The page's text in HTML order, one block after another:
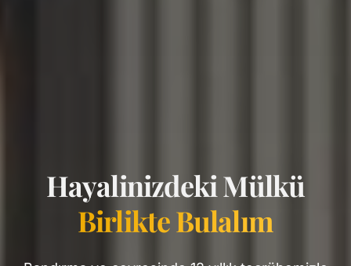
Hayalinizdeki Mülkü
Birlikte Bulalım